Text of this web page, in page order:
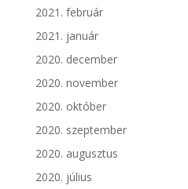
2021. február
2021. január
2020. december
2020. november
2020. október
2020. szeptember
2020. augusztus
2020. július